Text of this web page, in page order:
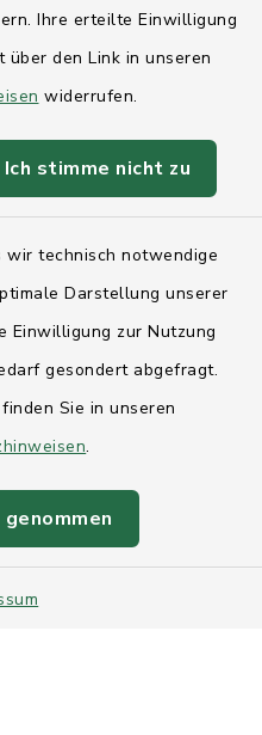
Ihre erteilte Einwilligung
den Link in unseren
widerrufen.
Ich stimme nicht zu
technisch notwendige
Darstellung unserer
Einwilligung zur Nutzung
gesondert abgefragt.
Sie in unseren
.